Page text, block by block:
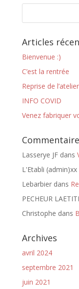
Articles
Bienvenue :)
C’est la rentrée
Reprise de
INFO COVID
Venez fabriquer
Lasserye JFdans
L'Etabli (admin)xx
Lebarbierdans
PECHEUR
Christophe dans
Archives
avril 2024
septembre 2021
juin 2021